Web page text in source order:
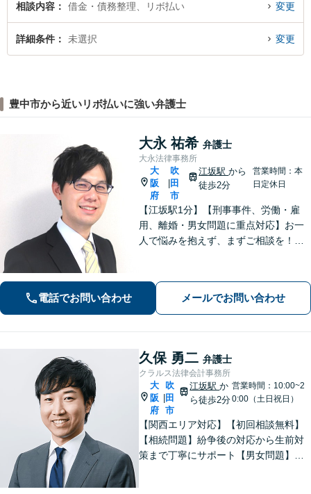
相談内容 借金・債務整理、リボ払い 変更
詳細条件 未選択 変更
豊中市から近いリボ払いに強い弁護士
大永 祐希 弁護士
大永法律事務所
大
阪
府
吹
田
市
江坂駅から
徒歩2分
営業時間：本
日定休日
【江坂駅1分】【刑事事件、労働・雇
用、離婚・男女問題に重点対応】お一
人で悩みを抱えず、まずご相談を！き
します。当日・夜間・電話相談可能で
す。【法テラス利用可】【WEB面談
可】
電話でお問い合わせ メールでお問い合わせ
久保 勇二 弁護士
クラルス法律会計事務所
大
阪
府
吹
田
市
江坂駅か
ら徒歩2分
営業時間：10:00~2
0:00（土日祝日）
【関西エリア対応】【初回相談無料】
【相続問題】紛争後の対応から生前対
策まで丁寧にサポート【男女問題】金